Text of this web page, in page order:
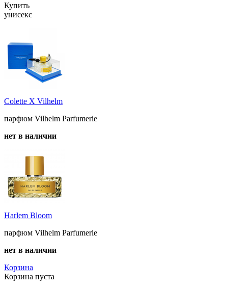
Купить
унисекс
Colette X Vilhelm
парфюм Vilhelm Parfumerie
нет в наличии
Harlem Bloom
парфюм Vilhelm Parfumerie
нет в наличии
Корзина
Корзина пуста